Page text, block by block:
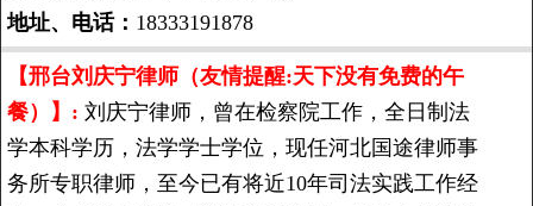
地址、电话： 18333191878
【邢台刘庆宁律师（友情提醒:天下没有免费的午
餐）】: 刘庆宁律师，曾在检察院工作，全日制法
学本科学历，法学学士学位，现任河北国途律师事
务所专职律师，至今已有将近10年司法实践工作经